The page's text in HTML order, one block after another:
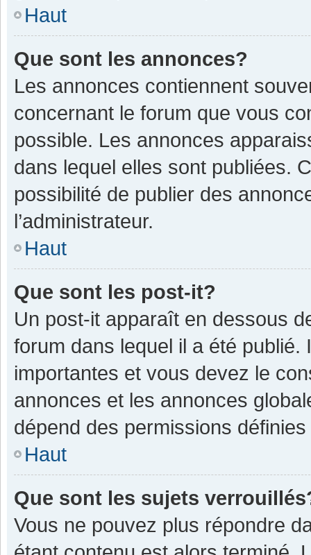
Haut
Que sont les annonces?
Les annonces contiennent
concernant le forum que vous
possible. Les annonces
dans lequel elles sont publiées.
possibilité de publier des
l’administrateur.
Haut
Que sont les post-it?
Un post-it apparaît en dessous
forum dans lequel il a été
importantes et vous devez le
annonces et les annonces
dépend des permissions définies
Haut
Que sont les sujets
Vous ne pouvez plus répondre